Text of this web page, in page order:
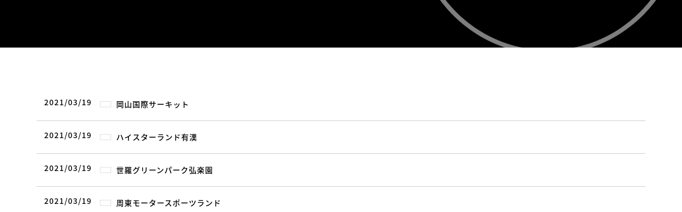
2021/03/19 岡山国際サーキット
2021/03/19 ハイスターランド有漢
2021/03/19 世羅グリーンパーク弘楽園
2021/03/19 周東モータースポーツランド